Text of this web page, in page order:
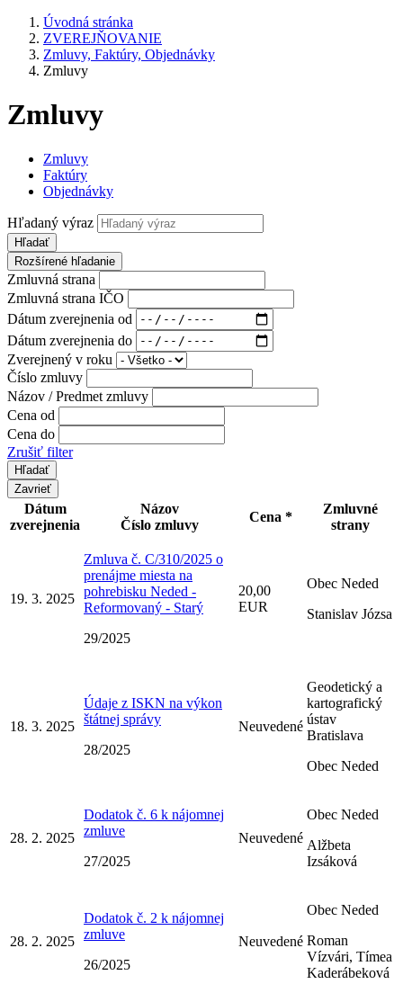
Úvodná stránka
ZVEREJŇOVANIE
Zmluvy, Faktúry, Objednávky
Zmluvy
Zmluvy
Zmluvy
Faktúry
Objednávky
Hľadaný výraz
Hľadať
Rozšírené hľadanie
Zmluvná strana
Zmluvná strana IČO
Dátum zverejnenia od
Dátum zverejnenia do
Zverejnený v roku
Číslo zmluvy
Názov / Predmet zmluvy
Cena od
Cena do
Zrušiť filter
Zavrieť
Dátum
zverejnenia
Názov
Číslo zmluvy
Cena *
Zmluvné
strany
19. 3. 2025
Zmluva č. C/310/2025 o
prenájme miesta na
pohrebisku Neded -
Reformovaný - Starý
29/2025
20,00
EUR
Obec Neded
Stanislav Józsa
18. 3. 2025
Údaje z ISKN na výkon
štátnej správy
28/2025
Neuvedené
Geodetický a
kartografický
ústav
Bratislava
Obec Neded
28. 2. 2025
Dodatok č. 6 k nájomnej
zmluve
27/2025
Neuvedené
Obec Neded
Alžbeta
Izsáková
28. 2. 2025
Dodatok č. 2 k nájomnej
zmluve
26/2025
Neuvedené
Obec Neded
Roman
Vízvári, Tímea
Kaderábeková